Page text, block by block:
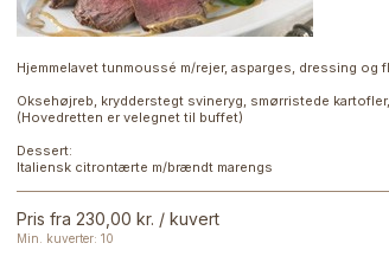
Hjemmelavet tunmoussé m/rejer, asparges, dressing og
Oksehøjreb, krydderstegt svineryg, smørristede
(Hovedretten er velegnet til buffet)
Dessert:
Italiensk citrontærte m/brændt marengs
Pris fra 230,00 kr. / kuvert
Min. kuverter: 10